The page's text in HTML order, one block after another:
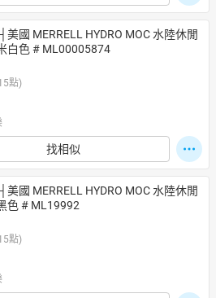
美國 MERRELL HYDRO MOC 水陸休閒
白色 # ML00005874
點)
找相似
美國 MERRELL HYDRO MOC 水陸休閒
色 # ML19992
點)